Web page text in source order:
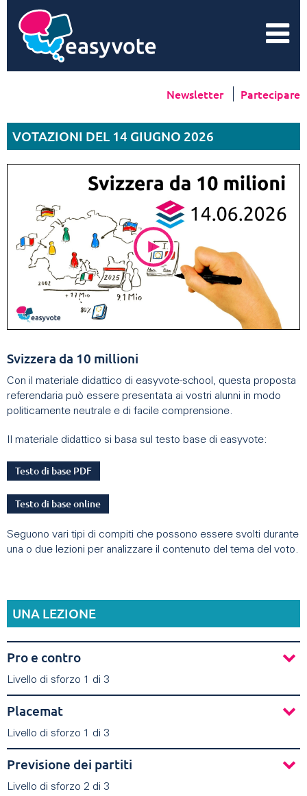
Newsletter Partecipare
VOTAZIONI DEL 14 GIUGNO 2026
Svizzera da 10 millioni
Con il materiale didattico di easyvote-school, questa proposta
referendaria può essere presentata ai vostri alunni in modo
politicamente neutrale e di facile comprensione.
Il materiale didattico si basa sul testo base di easyvote:
Testo di base PDF
Testo di base online
Seguono vari tipi di compiti che possono essere svolti durante
una o due lezioni per analizzare il contenuto del tema del voto.
UNA LEZIONE
Pro e contro
Livello di sforzo 1 di 3
Placemat
Livello di sforzo 1 di 3
Previsione dei partiti
Livello di sforzo 2 di 3